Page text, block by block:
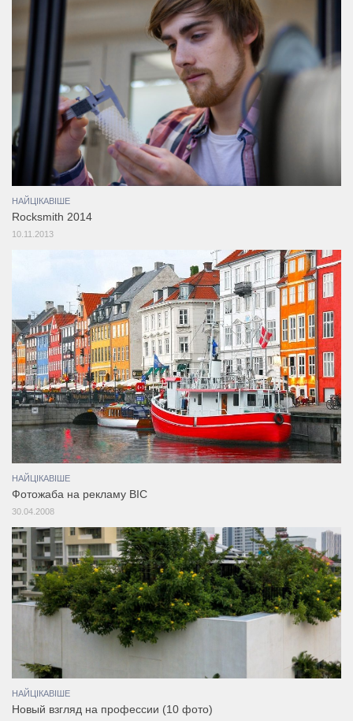
НАЙЦІКАВІШЕ
Rocksmith 2014
10.11.2013
НАЙЦІКАВІШЕ
Фотожаба на рекламу BIC
30.04.2008
НАЙЦІКАВІШЕ
Новый взгляд на профессии (10 фото)